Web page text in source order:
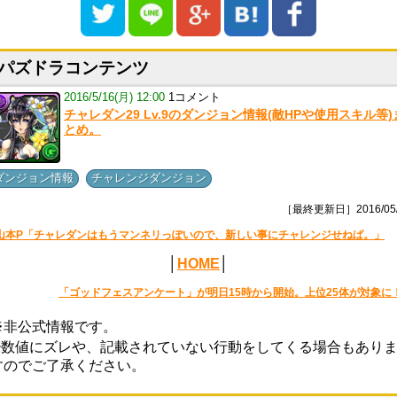
ズドラコンテンツ
2016/5/16(月) 12:00 1コメント
チャレダン29 Lv.9のダンジョン情報(敵HPや使用スキル等)
とめ。
ンジョン情報 チャレンジダンジョン
［最終更新日］2016/
本P「チャレダンはもうマンネリっぽいので、新しい事にチャレンジせねば。」
HOME
「ゴッドフェスアンケート」が明日15時から開始。上位25体が対象に！
公式情報です。
値にズレや、記載されていない行動をしてくる場合もありま
のでご了承ください。